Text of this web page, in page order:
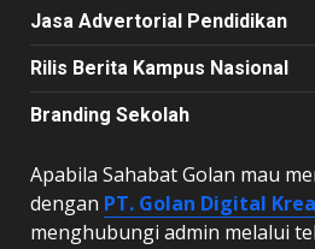
Jasa Advertorial Pendidikan
Rilis Berita Kampus Nasional
Branding Sekolah
Apabila Sahabat Golan mau
dengan PT. Golan Digital
menghubungi admin melalui